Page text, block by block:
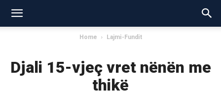
Home Lajmi-Fundit
Djali 15-vjeç vret nënën me
thikë